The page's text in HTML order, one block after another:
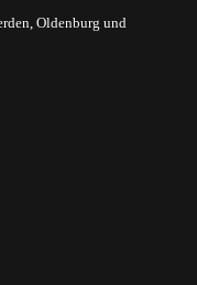
Oldenburg und